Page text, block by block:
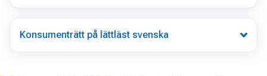
Konsumenträtt på lättläst svenska